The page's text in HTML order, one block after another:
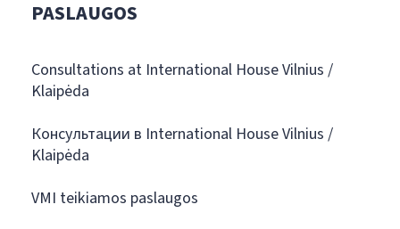
PASLAUGOS
Consultations at International House Vilnius /
Klaipėda
Консультации в International House Vilnius /
Klaipėda
VMI teikiamos paslaugos